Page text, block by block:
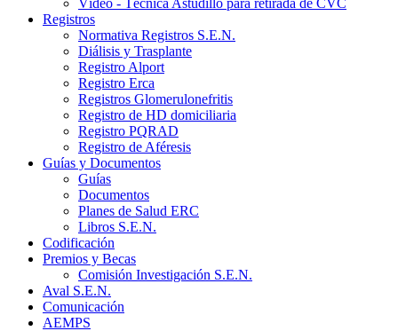
Vídeo - Técnica Astudillo para retirada de CVC
Registros
Normativa Registros S.E.N.
Diálisis y Trasplante
Registro Alport
Registro Erca
Registros Glomerulonefritis
Registro de HD domiciliaria
Registro PQRAD
Registro de Aféresis
Guías y Documentos
Guías
Documentos
Planes de Salud ERC
Libros S.E.N.
Codificación
Premios y Becas
Comisión Investigación S.E.N.
Aval S.E.N.
Comunicación
AEMPS